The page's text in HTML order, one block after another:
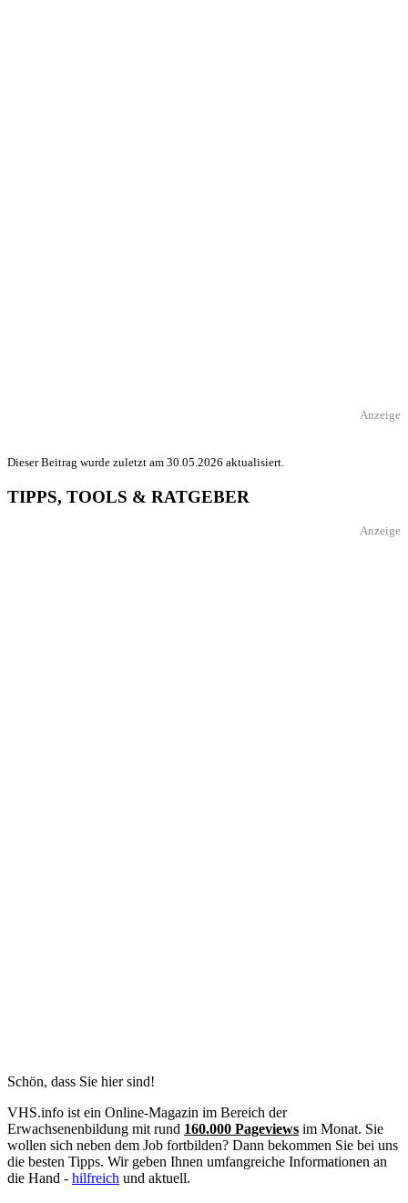
Anzeige
Dieser Beitrag wurde zuletzt am 30.05.2026 aktualisiert.
TIPPS, TOOLS & RATGEBER
Anzeige
Schön, dass Sie hier sind!
VHS.info ist ein Online-Magazin im Bereich der
Erwachsenenbildung mit rund 160.000 Pageviews im Monat. Sie
wollen sich neben dem Job fortbilden? Dann bekommen Sie bei uns
die besten Tipps. Wir geben Ihnen umfangreiche Informationen an
die Hand - hilfreich und aktuell.